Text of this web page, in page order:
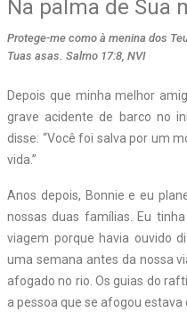
Na palma de Sua
Protege-me como à menina dos
Tuas asas. Salmo 17:8, NVI
Depois que minha melhor
grave acidente de barco no
disse: “Você foi salva por um
vida.”
Anos depois, Bonnie e eu
nossas duas famílias. Eu
viagem porque havia ouvido
uma semana antes da nossa
afogado no rio. Os guias do
a pessoa que se afogou